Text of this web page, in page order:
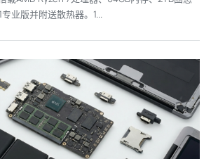
业版并附送散热器。1...